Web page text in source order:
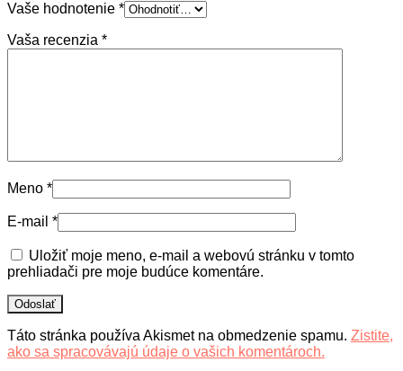
Vaše hodnotenie *
Vaša recenzia *
Meno *
E-mail *
Uložiť moje meno, e-mail a webovú stránku v tomto
prehliadači pre moje budúce komentáre.
Táto stránka používa Akismet na obmedzenie spamu. Zistite,
ako sa spracovávajú údaje o vašich komentároch.